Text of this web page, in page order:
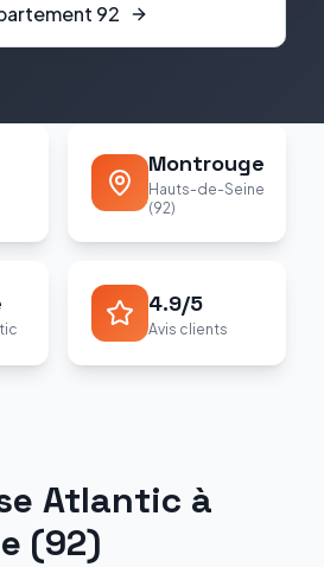
92
Montrouge
Hauts-de-Seine
(92)
4.9/5
Avis clients
Atlantic à
(92)